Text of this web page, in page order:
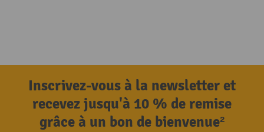
Inscrivez-vous à la newsletter et
recevez jusqu'à 10 % de remise
grâce à un bon de bienvenue²